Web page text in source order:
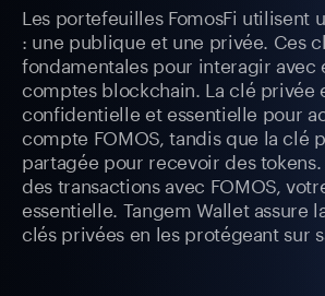
Les portefeuilles FomosFi utilisent
: une publique et une privée. Ces
fondamentales pour interagir avec
comptes blockchain. La clé privée
confidentielle et essentielle pour
compte FOMOS, tandis que la clé
partagée pour recevoir des
des transactions avec FOMOS,
essentielle. Tangem Wallet assure
clés privées en les protégeant sur